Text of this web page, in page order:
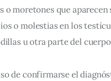
o moretones que
o molestias en los
u otra parte del
de confirmarse el